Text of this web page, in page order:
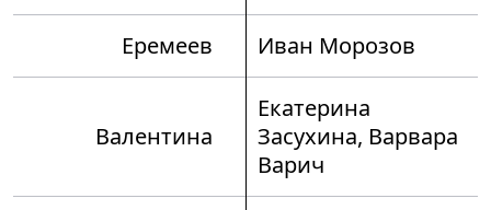
Еремеев Иван Морозов
Валентина
Екатерина
Засухина, Варвара
Варич